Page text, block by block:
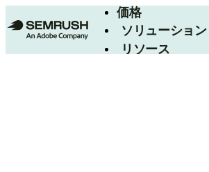
価格
ソリューション
リソース